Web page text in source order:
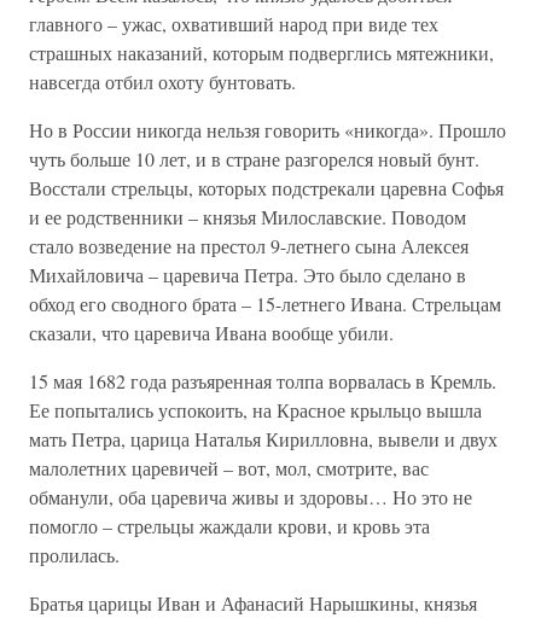
главного – ужас, охвативший народ при виде тех
страшных наказаний, которым подверглись мятежники,
навсегда отбил охоту бунтовать.
Но в России никогда нельзя говорить «никогда». Прошло
чуть больше 10 лет, и в стране разгорелся новый бунт.
Восстали стрельцы, которых подстрекали царевна Софья
и ее родственники – князья Милославские. Поводом
стало возведение на престол 9-летнего сына Алексея
Михайловича – царевича Петра. Это было сделано в
обход его сводного брата – 15-летнего Ивана. Стрельцам
сказали, что царевича Ивана вообще убили.
15 мая 1682 года разъяренная толпа ворвалась в Кремль.
Ее попытались успокоить, на Красное крыльцо вышла
мать Петра, царица Наталья Кирилловна, вывели и двух
малолетних царевичей – вот, мол, смотрите, вас
обманули, оба царевича живы и здоровы… Но это не
помогло – стрельцы жаждали крови, и кровь эта
пролилась.
Братья царицы Иван и Афанасий Нарышкины, князья